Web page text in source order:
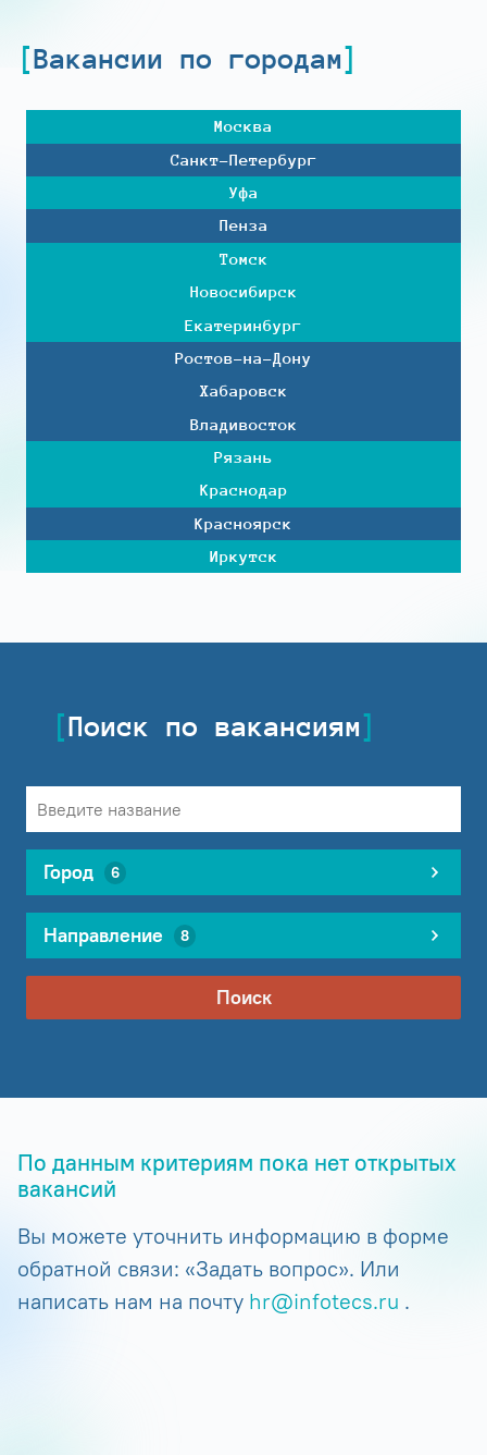
Вакансии по городам
Москва
Санкт-Петербург
Уфа
Пенза
Томск
Новосибирск
Екатеринбург
Ростов-на-Дону
Хабаровск
Владивосток
Рязань
Краснодар
Красноярск
Иркутск
Поиск по вакансиям
Город 6
Направление 8
Поиск
По данным критериям пока нет открытых
вакансий
Вы можете уточнить информацию в форме
обратной связи: «Задать вопрос». Или
написать нам на почту hr@infotecs.ru .